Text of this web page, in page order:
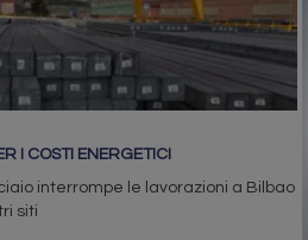
I COSTI ENERGETICI
interrompe le lavorazioni a Bilbao
siti